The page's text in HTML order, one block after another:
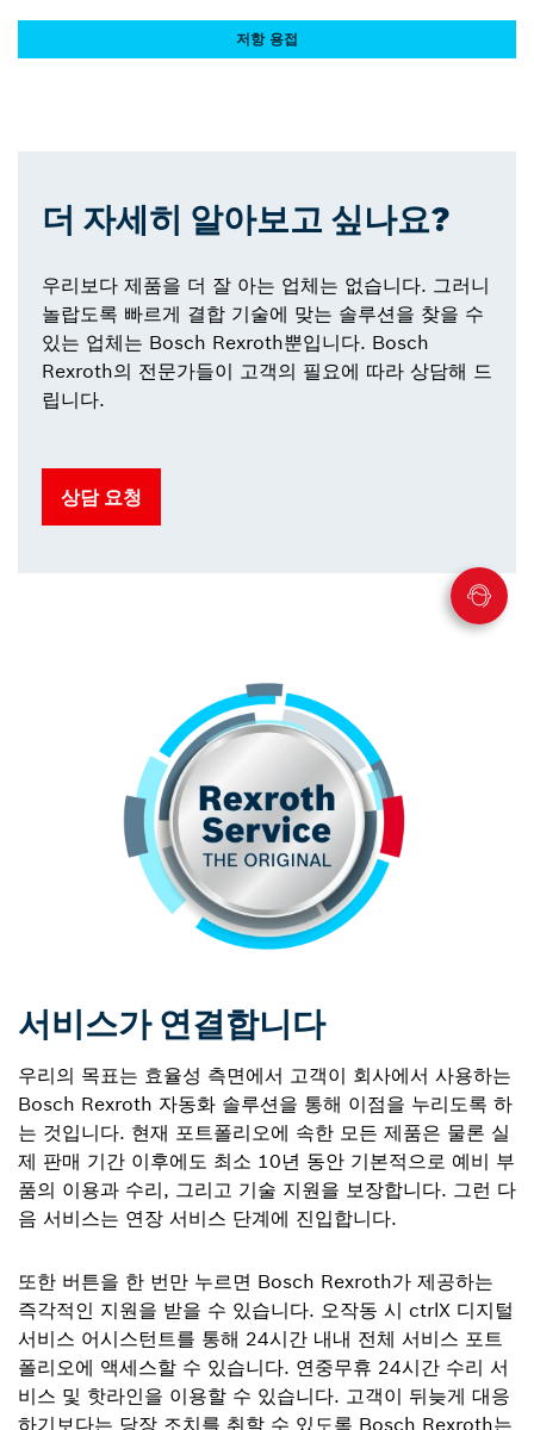
저항 용접
더 자세히 알아보고 싶나요?
우리보다 제품을 더 잘 아는 업체는 없습니다. 그러니
놀랍도록 빠르게 결합 기술에 맞는 솔루션을 찾을 수
있는 업체는 Bosch Rexroth뿐입니다. Bosch
Rexroth의 전문가들이 고객의 필요에 따라 상담해 드
립니다.
상담 요청
서비스가 연결합니다
우리의 목표는 효율성 측면에서 고객이 회사에서 사용하는
Bosch Rexroth 자동화 솔루션을 통해 이점을 누리도록 하
는 것입니다. 현재 포트폴리오에 속한 모든 제품은 물론 실
제 판매 기간 이후에도 최소 10년 동안 기본적으로 예비 부
품의 이용과 수리, 그리고 기술 지원을 보장합니다. 그런 다
음 서비스는 연장 서비스 단계에 진입합니다.
또한 버튼을 한 번만 누르면 Bosch Rexroth가 제공하는
즉각적인 지원을 받을 수 있습니다. 오작동 시 ctrlX 디지털
서비스 어시스턴트를 통해 24시간 내내 전체 서비스 포트
폴리오에 액세스할 수 있습니다. 연중무휴 24시간 수리 서
비스 및 핫라인을 이용할 수 있습니다. 고객이 뒤늦게 대응
하기보다는 당장 조치를 취할 수 있도록 Bosch Rexroth는